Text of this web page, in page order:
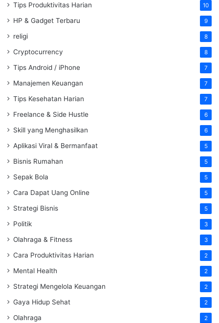
Tips Produktivitas Harian 10
HP & Gadget Terbaru 9
religi 8
Cryptocurrency 8
Tips Android / iPhone 7
Manajemen Keuangan 7
Tips Kesehatan Harian 7
Freelance & Side Hustle 6
Skill yang Menghasilkan 6
Aplikasi Viral & Bermanfaat 5
Bisnis Rumahan 5
Sepak Bola 5
Cara Dapat Uang Online 5
Strategi Bisnis 5
Politik 3
Olahraga & Fitness 3
Cara Produktivitas Harian 2
Mental Health 2
Strategi Mengelola Keuangan 2
Gaya Hidup Sehat 2
Olahraga 2